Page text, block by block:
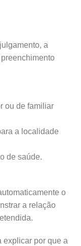
a
ou de familiar
a localidade
de saúde.
o
a relação
explicar por que a